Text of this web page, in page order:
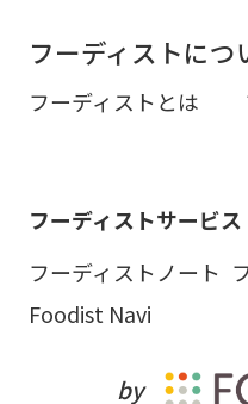
フーディストにつ
フーディストとは
フーディストサービス
フーディストノート
Foodist Navi
by